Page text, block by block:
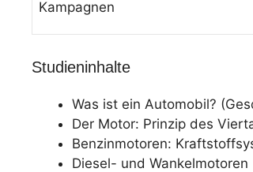
Kampagnen
Studieninhalte
Was ist ein Automobil?
Der Motor: Prinzip des
Benzinmotoren:
Diesel- und Wankelmotoren